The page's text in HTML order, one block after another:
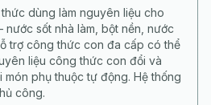
dùng làm nguyên liệu cho
sốt nhà làm, bột nền, nước
trợ công thức con đa cấp có thể
liệu công thức con đổi và
phụ thuộc tự động. Hệ thống
công.